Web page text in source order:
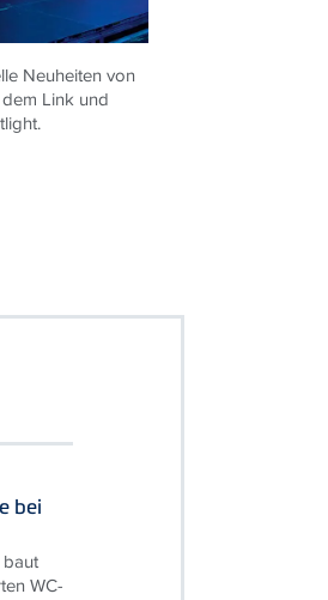
Neuheiten von
Link und
bei
baut
WC-